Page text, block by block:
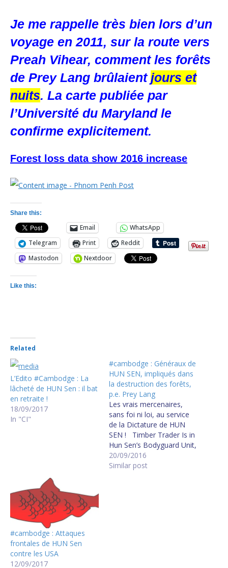
Je me rappelle très bien lors d’un
voyage en 2011, sur la route vers
Preah Vihear, comment les forêts
de Prey Lang brûlaientjours et
nuits. La carte publiée par
l’Université du Maryland le
confirme explicitement.
Forest loss data show 2016 increase
Share this:
Email
WhatsApp
Telegram
Print
Reddit
Mastodon
Nextdoor
Like this:
Related
L’Edito #Cambodge : La
lâcheté de HUN Sen : il bat
en retraite !
18/09/2017
In "CI"
#cambodge : Généraux de
HUN SEN, impliqués dans
la destruction des forêts,
p.e. Prey Lang
Les vrais mercenaires,
sans foi ni loi, au service
de la Dictature de HUN
SEN ! Timber Trader Is in
Hun Sen’s Bodyguard Unit,
Official Says General
implicated in Prey Lang
20/09/2016
Similar post
#cambodge : Attaques
frontales de HUN Sen
contre les USA
12/09/2017